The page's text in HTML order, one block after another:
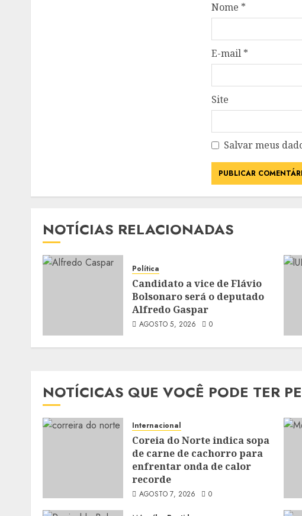
Nome *
E-mail *
Site
Salvar meus
NOTÍCIAS RELACIONADAS
Política
Candidato a vice de Flávio
Bolsonaro será o deputado
Alfredo Gaspar
AGOSTO 5, 2026 0
NOTÍCICAS QUE VOCÊ PODE TER
Internacional
Coreia do Norte indica sopa
de carne de cachorro para
enfrentar onda de calor
recorde
AGOSTO 7, 2026 0